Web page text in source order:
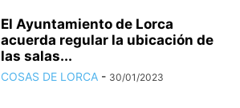
El Ayuntamiento de Lorca
acuerda regular la ubicación de
las salas...
COSAS DE LORCA - 30/01/2023